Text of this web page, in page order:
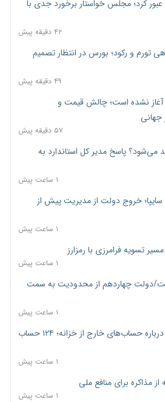
عبور کرد؛ مجلس خواستار برخورد جدی با
۴۲ دقیقه پیش
تورم و رکود؛ بورس در انتظار تصمیم
۴۹ دقیقه پیش
آغاز نشده است؛ چالش قیمت و
جهانی
۵۷ دقیقه پیش
می‌شود؟ پاسخ مدیر کل استاندارد به
۱ ساعت پیش
خروج دولت از مدیریت پیش از
۱ ساعت پیش
تسویه فرامرزی با رمزارز
۱ ساعت پیش
دولت چهاردهم از محدودیت به سمت
۱ ساعت پیش
هشدار دیوان محاسبات درباره حساب‌های خارج از خزانه؛ ۱۲۴ حساب
۱ ساعت پیش
مذاکره برای منافع ملی
۱ ساعت پیش